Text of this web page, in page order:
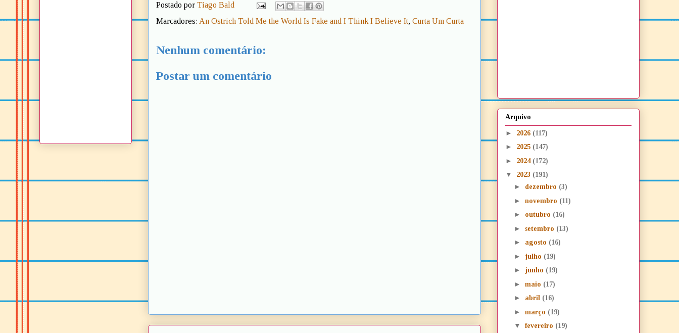
Postado por Tiago Bald
Marcadores: An Ostrich Told Me the World Is Fake and I Think I Believe It, Curta Um Curta
Nenhum comentário:
Postar um comentário
Arquivo
► 2026 (117)
► 2025 (147)
► 2024 (172)
▼ 2023 (191)
► dezembro (3)
► novembro (11)
► outubro (16)
► setembro (13)
► agosto (16)
► julho (19)
► junho (19)
► maio (17)
► abril (16)
► março (19)
▼ fevereiro (19)